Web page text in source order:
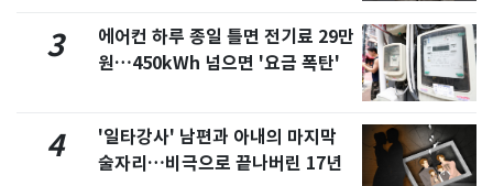
3
에어컨 하루 종일 틀면 전기료 29만
원…450kWh 넘으면 '요금 폭탄'
4
'일타강사' 남편과 아내의 마지막
술자리…비극으로 끝나버린 17년